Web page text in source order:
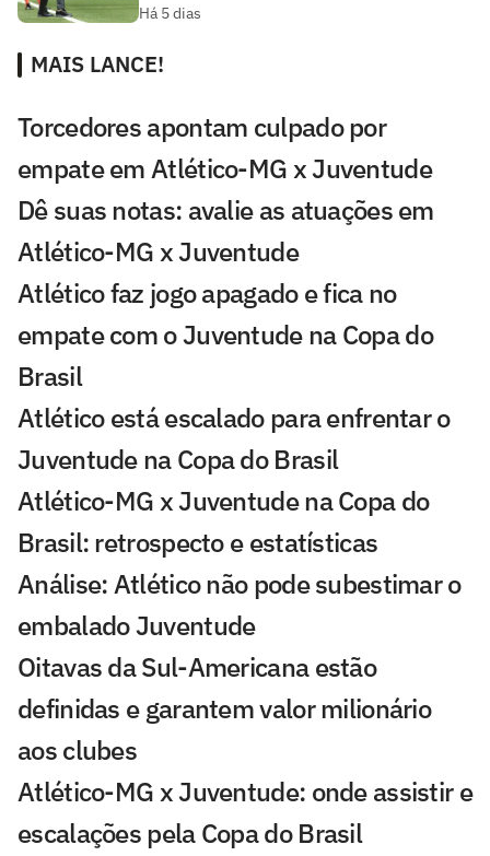
Há 5 dias
MAIS LANCE!
Torcedores apontam culpado por
empate em Atlético-MG x Juventude
Dê suas notas: avalie as atuações em
Atlético-MG x Juventude
Atlético faz jogo apagado e fica no
empate com o Juventude na Copa do
Brasil
Atlético está escalado para enfrentar o
Juventude na Copa do Brasil
Atlético-MG x Juventude na Copa do
Brasil: retrospecto e estatísticas
Análise: Atlético não pode subestimar o
embalado Juventude
Oitavas da Sul-Americana estão
definidas e garantem valor milionário
aos clubes
Atlético-MG x Juventude: onde assistir e
escalações pela Copa do Brasil